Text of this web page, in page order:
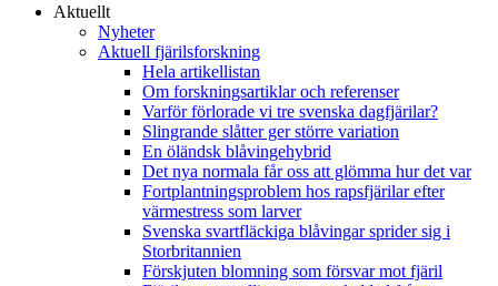
Aktuellt
Nyheter
Aktuell fjärilsforskning
Hela artikellistan
Om forskningsartiklar och referenser
Varför förlorade vi tre svenska dagfjärilar?
Slingrande slåtter ger större variation
En öländsk blåvingehybrid
Det nya normala får oss att glömma hur det var
Fortplantningsproblem hos rapsfjärilar efter
värmestress som larver
Svenska svartfläckiga blåvingar sprider sig i
Storbritannien
Förskjuten blomning som försvar mot fjäril